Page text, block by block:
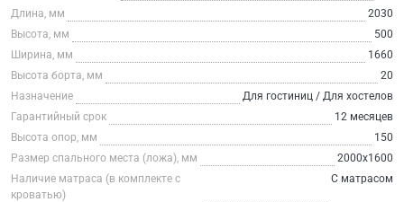
Длина, мм
2030
Высота, мм
500
Ширина, мм
1660
Высота борта, мм
20
Назначение
Для гостиниц / Для хостелов
Гарантийный срок
12 месяцев
Высота опор, мм
150
Размер спального места (ложа), мм
2000х1600
Наличие матраса (в комплекте с
кроватью)
С матрасом